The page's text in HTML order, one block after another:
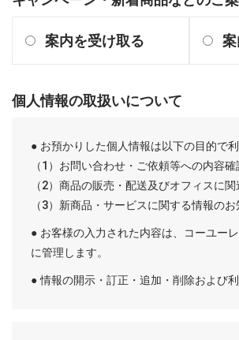
案内を受け取る
個人情報の取扱いについて
● お預かりした個人情報は以下の目的で利
（1）お問い合わせ・ご依頼等への内容
（2）商品の販売・配送及びオフィスに
（3）新商品・サービスに関する情報の
● お客様の入力された内容は、 コーユー
に管理します。
● 情報の開示・訂正・追加・削除および